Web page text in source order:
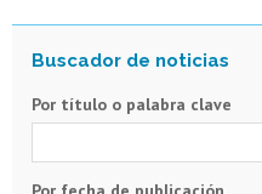
Por título o palabra clave